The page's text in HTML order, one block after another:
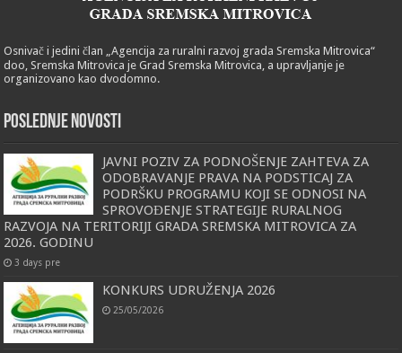
Osnivač i jedini član „Agencija za ruralni razvoj grada Sremska Mitrovica“
doo, Sremska Mitrovica je Grad Sremska Mitrovica, a upravljanje je
organizovano kao dvodomno.
POSLEDNJE NOVOSTI
JAVNI POZIV ZA PODNOŠENJE ZAHTEVA ZA
ODOBRAVANJE PRAVA NA PODSTICAJ ZA
PODRŠKU PROGRAMU KOJI SE ODNOSI NA
SPROVOĐENJE STRATEGIJE RURALNOG
RAZVOJA NA TERITORIJI GRADA SREMSKA MITROVICA ZA
2026. GODINU
3 days pre
KONKURS UDRUŽENJA 2026
25/05/2026